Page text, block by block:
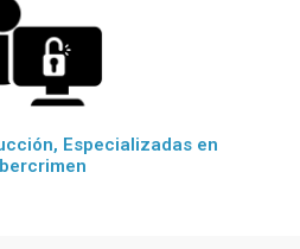
Especializadas en